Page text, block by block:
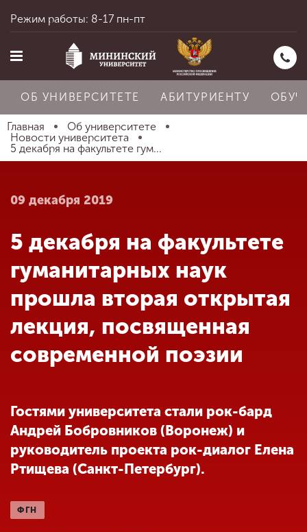
Главная
Абитуриенту
Обучение
Наука
Международная
деятельность
Другие виды
Режим работы: 8-17 пн-пт
ОБ УНИВЕРСИТЕТЕ АБИТУРИЕНТУ
Главная
Об университете
Новости университета
5 декабря на факультете гум...
09 декабря 2019
5 декабря на факультете
гуманитарных наук
прошла вторая открытая
лекция, посвященная
современной поэзии
Гостями университета стали рок-бард
Андрей Бобровников (Воронеж) и
руководитель проекта рок-диалог Елена
Ртищева (Санкт-Петербург).
ФГН